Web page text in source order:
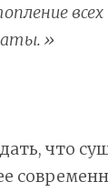
что